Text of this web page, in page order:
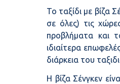
Το ταξίδι με βίζα
σε όλες) τις
προβλήματα και
ιδιαίτερα
διάρκεια του
Η βίζα Σένγκεν